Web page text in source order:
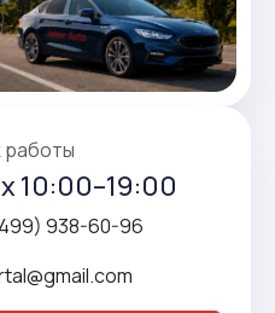
работы
10:00–19:00
938-60-96